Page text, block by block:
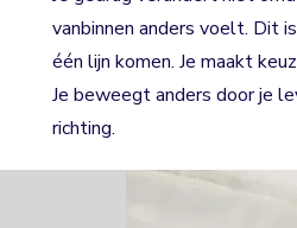
vanbinnen anders voelt. Dit
één lijn komen. Je maakt
Je beweegt anders door je
richting.